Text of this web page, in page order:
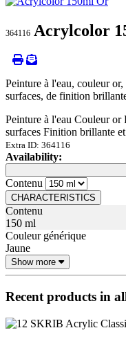
364116 Acrylcolor
Peinture à l'eau, couleur
surfaces, de finition
Peinture à l'eau Couleur
surfaces Finition brillante
Extra ID: 364116
Availability:
Loading...
Loading...
Contenu
CHARACTERISTICS
Contenu
150 ml
Couleur générique
Jaune
Show more
Recent products in